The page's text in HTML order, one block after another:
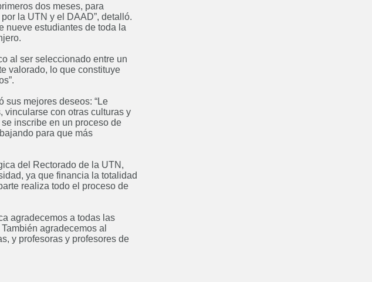
dos meses, para
la UTN y el DAAD”, detalló.
nueve estudiantes de toda la
al ser seleccionado entre un
valorado, lo que constituye
sus mejores deseos: “Le
vincularse con otras culturas y
inscribe en un proceso de
para que más
del Rectorado de la UTN,
ya que financia la totalidad
realiza todo el proceso de
agradecemos a todas las
agradecemos al
y profesoras y profesores de
Próximamente
Curso: Análisis y visualización
Próximamente
Posgrado: Maestría en
Ingeniería Ambiental